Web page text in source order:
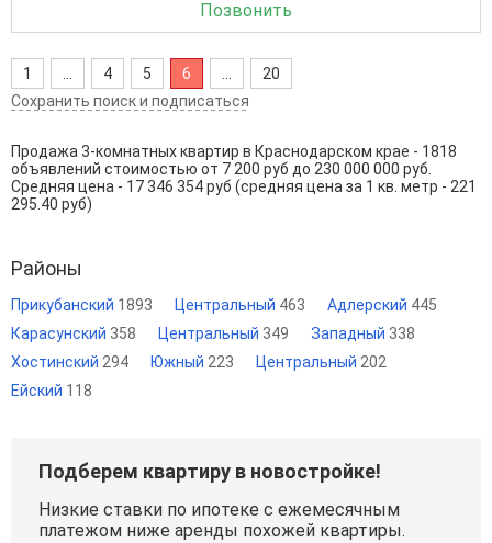
Позвонить
1 4 5 6
20
Сохранить поиск и подписаться
Продажа 3-комнатных квартир в Краснодарском крае - 1818
объявлений стоимостью от 7 200 руб до 230 000 000 руб.
Средняя цена - 17 346 354 руб (средняя цена за 1 кв. метр - 221
295.40 руб)
Районы
Прикубанский 1893 Центральный 463 Адлерский 445
Карасунский 358 Центральный 349 Западный 338
Хостинский 294 Южный 223 Центральный 202
Ейский 118
Подберем квартиру в новостройке!
Низкие ставки по ипотеке с ежемесячным
платежом ниже аренды похожей квартиры.